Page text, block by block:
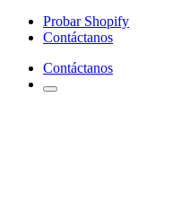
Probar Shopify
Contáctanos
Contáctanos